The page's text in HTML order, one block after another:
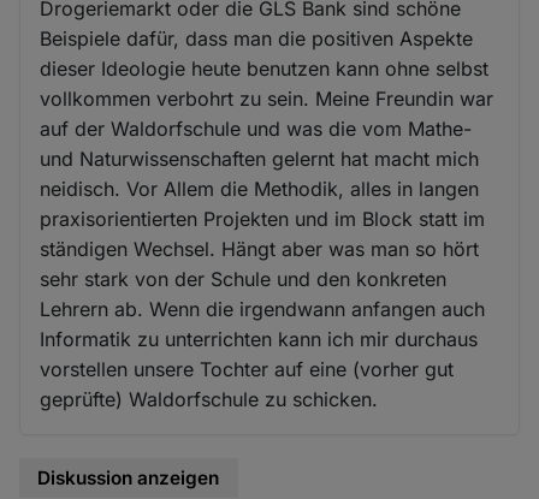
Drogeriemarkt oder die GLS Bank sind schöne
Beispiele dafür, dass man die positiven Aspekte
dieser Ideologie heute benutzen kann ohne selbst
vollkommen verbohrt zu sein. Meine Freundin war
auf der Waldorfschule und was die vom Mathe-
und Naturwissenschaften gelernt hat macht mich
neidisch. Vor Allem die Methodik, alles in langen
praxisorientierten Projekten und im Block statt im
ständigen Wechsel. Hängt aber was man so hört
sehr stark von der Schule und den konkreten
Lehrern ab. Wenn die irgendwann anfangen auch
Informatik zu unterrichten kann ich mir durchaus
vorstellen unsere Tochter auf eine (vorher gut
geprüfte) Waldorfschule zu schicken.
Diskussion anzeigen